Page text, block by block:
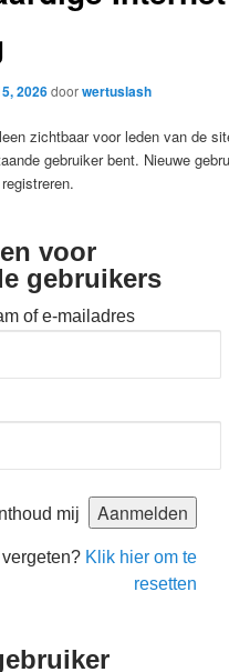
2026doorwertuslash
zichtbaar voor leden van de
gebruiker bent. Nieuwe
voor
gebruikers
of e-mailadres
mij
Klik hier om te
resetten